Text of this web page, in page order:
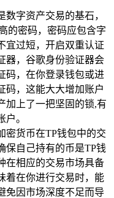
数字资产交易的基石，
的密码，密码应包含字
宜过短，开启双重认证
器，谷歌身份验证器会
码，在你登录钱包或进
码，这能大大增加账户
加上了一把坚固的锁,有
。
密货币在TP钱包中的交
保自己持有的币是TP钱
在相应的交易市场具备
着在你进行交易时，能
免因市场深度不足而导